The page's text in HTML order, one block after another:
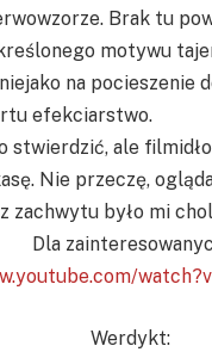
Brak tu
motywu
na pocieszenie
efekciarstwo.
stwierdzić, ale
Nie przeczę,
zachwytu było mi
Dla
Werdykt: